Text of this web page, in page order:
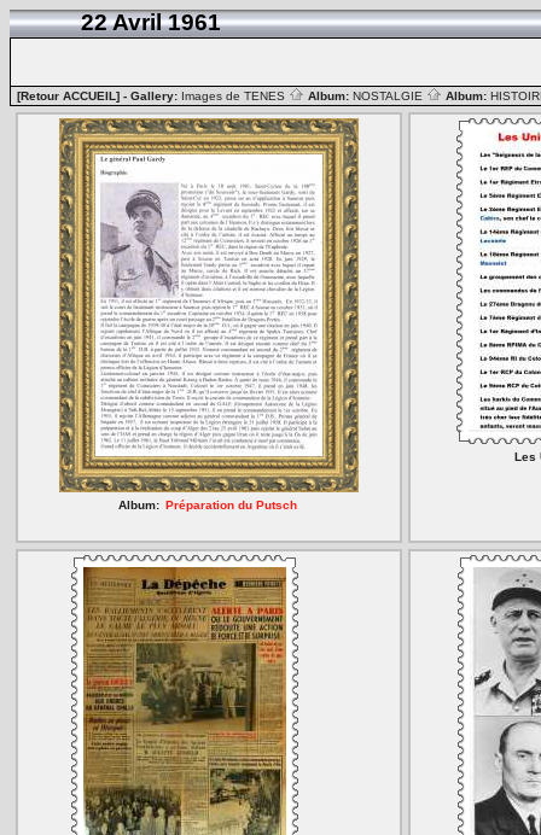
22 Avril 1961
[Retour ACCUEIL] - Gallery: Images de TENES Album: NOSTALGIE Album:
Album: Préparation du Putsch
Les